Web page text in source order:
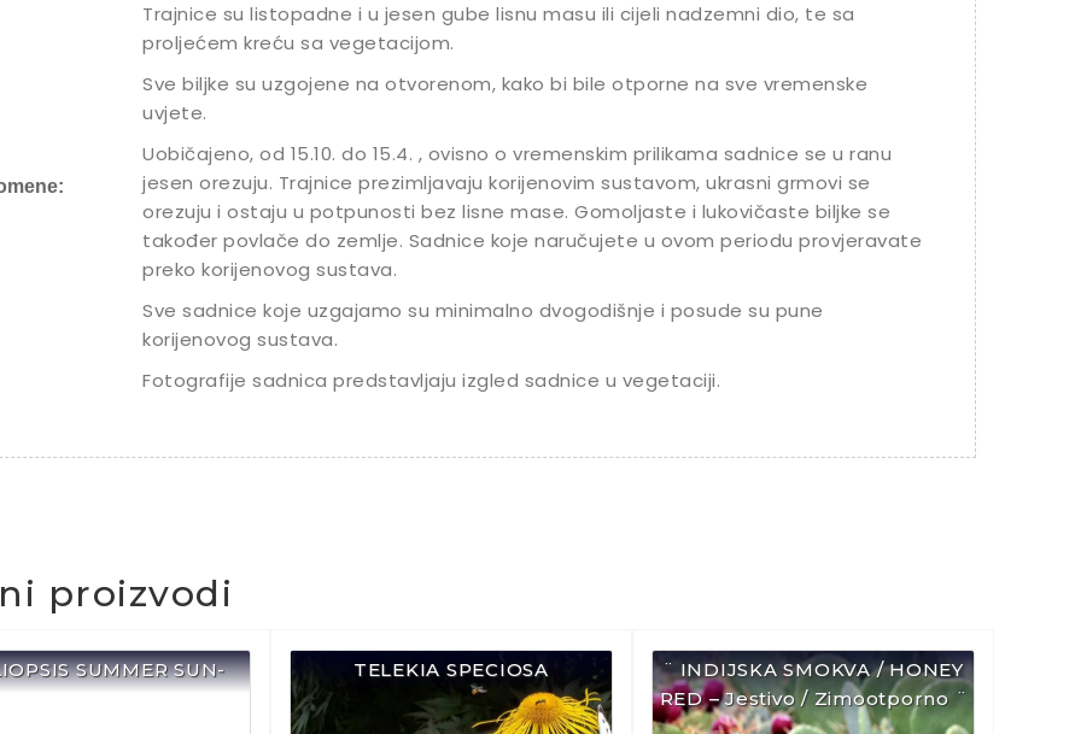
Trajnice su listopadne i u jesen gube lisnu masu ili cijeli nadzemni dio, te sa
proljećem kreću sa vegetacijom.
Sve biljke su uzgojene na otvorenom, kako bi bile otporne na sve vremenske
uvjete.
Uobičajeno, od 15.10. do 15.4. , ovisno o vremenskim prilikama sadnice se u ranu
jesen orezuju. Trajnice prezimljavaju korijenovim sustavom, ukrasni grmovi se
orezuju i ostaju u potpunosti bez lisne mase. Gomoljaste i lukovičaste biljke se
također povlače do zemlje. Sadnice koje naručujete u ovom periodu provjeravate
preko korijenovog sustava.
Sve sadnice koje uzgajamo su minimalno dvogodišnje i posude su pune
korijenovog sustava.
Fotografije sadnica predstavljaju izgled sadnice u vegetaciji.
proizvodi
SUMMER SUN- TELEKIA SPECIOSA
¨ INDIJSKA SMOKVA / HONEY
RED – Jestivo / Zimootporno ¨